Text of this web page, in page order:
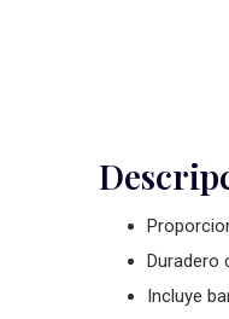
Duradero
Incluye